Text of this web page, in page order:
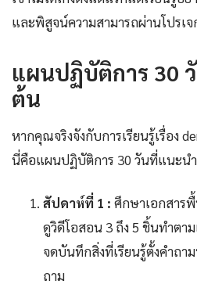
และพิสูจน์ความสามารถผ่านโปรเจ
แผนปฏิบัติการ 30
ต้น
หากคุณจริงจังกับการเรียนรู้เรื่อง
นี่คือแผนปฏิบัติการ 30 วันที่แนะน
สัปดาห์ที่ 1 : ศึกษาเอกสาร
ดูวิดีโอสอน 3 ถึง 5 ชิ้นทำตา
จดบันทึกสิ่งที่เรียนรู้ตั้งคำถา
ถาม